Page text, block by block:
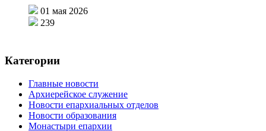
01 мая 2026
239
Категории
Главные новости
Архиерейское служение
Новости епархиальных отделов
Новости образования
Монастыри епархии